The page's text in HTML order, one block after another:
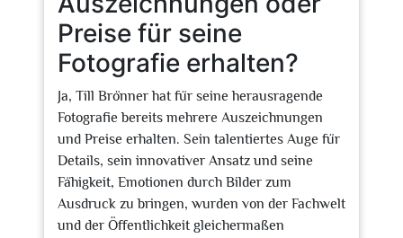
Preise für seine
Fotografie erhalten?
Ja, Till Brönner hat für seine herausragende
Fotografie bereits mehrere Auszeichnungen
und Preise erhalten. Sein talentiertes Auge für
Details, sein innovativer Ansatz und seine
Fähigkeit, Emotionen durch Bilder zum
Ausdruck zu bringen, wurden von der Fachwelt
und der Öffentlichkeit gleichermaßen